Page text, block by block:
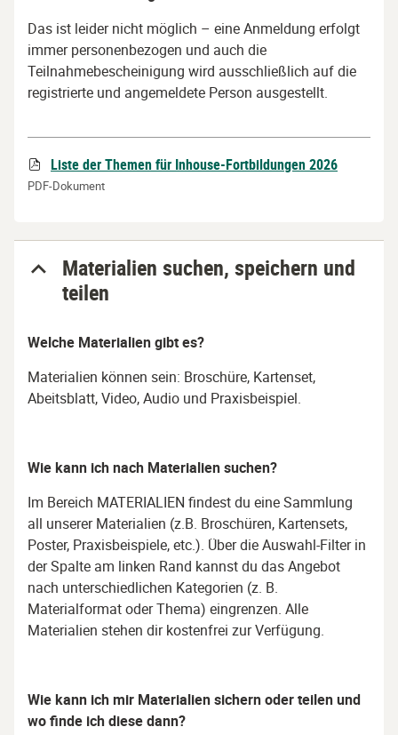
Das ist leider nicht möglich – eine Anmeldung erfolgt
immer personenbezogen und auch die
Teilnahmebescheinigung wird ausschließlich auf die
registrierte und angemeldete Person ausgestellt.
DateiListe der Themen für Inhouse-Fortbildungen 2026
PDF-Dokument
Materialien suchen, speichern und
teilen
Welche Materialien gibt es?
Materialien können sein: Broschüre, Kartenset,
Abeitsblatt, Video, Audio und Praxisbeispiel.
Wie kann ich nach Materialien suchen?
Im Bereich MATERIALIEN findest du eine Sammlung
all unserer Materialien (z.B. Broschüren, Kartensets,
Poster, Praxisbeispiele, etc.). Über die Auswahl-Filter in
der Spalte am linken Rand kannst du das Angebot
nach unterschiedlichen Kategorien (z. B.
Materialformat oder Thema) eingrenzen. Alle
Materialien stehen dir kostenfrei zur Verfügung.
Wie kann ich mir Materialien sichern oder teilen und
wo finde ich diese dann?